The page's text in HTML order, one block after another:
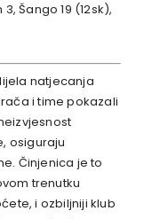
Šango 19 (12sk),
natjecanja
i time pokazali
osiguraju
Činjenica je to
trenutku
i ozbiljniji klub